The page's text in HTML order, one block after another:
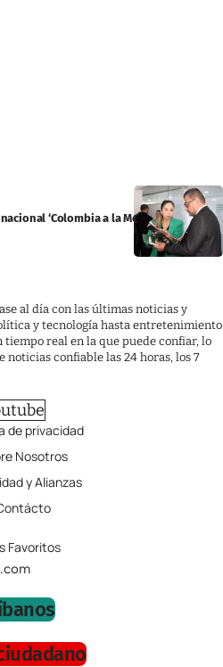
‘Colombia a la Mesa’
al día con las últimas noticias y
y tecnología hasta entretenimiento
real en la que puede confiar, lo
noticias confiable las 24 horas, los 7
de privacidad
Nosotros
y Alianzas
Favoritos